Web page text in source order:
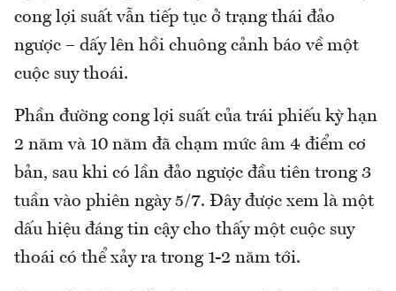
cong lợi suất vẫn tiếp tục ở trạng thái đảo
ngược – dấy lên hồi chuông cảnh báo về một
cuộc suy thoái.
Phần đường cong lợi suất của trái phiếu kỳ hạn
2 năm và 10 năm đã chạm mức âm 4 điểm cơ
bản, sau khi có lần đảo ngược đầu tiên trong 3
tuần vào phiên ngày 5/7. Đây được xem là một
dấu hiệu đáng tin cậy cho thấy một cuộc suy
thoái có thể xảy ra trong 1-2 năm tới.